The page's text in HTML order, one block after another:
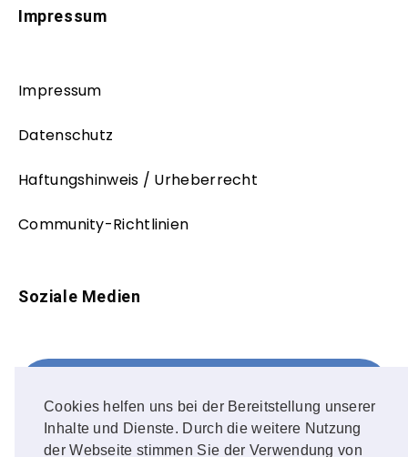
Cookies helfen uns bei der Bereitstellung unserer
Inhalte und Dienste. Durch die weitere Nutzung
der Webseite stimmen Sie der Verwendung von
Impressum
Impressum
Datenschutz
Haftungshinweis / Urheberrecht
Community-Richtlinien
Soziale Medien
FOLLOW ME!
Instagram